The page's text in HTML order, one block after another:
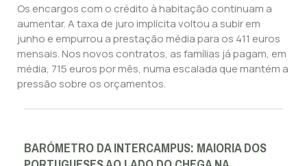
Os encargos com o crédito à habitação continuam a
aumentar. A taxa de juro implícita voltou a subir em
junho e empurrou a prestação média para os 411 euros
mensais. Nos novos contratos, as famílias já pagam, em
média, 715 euros por mês, numa escalada que mantém a
pressão sobre os orçamentos.
BARÓMETRO DA INTERCAMPUS: MAIORIA DOS